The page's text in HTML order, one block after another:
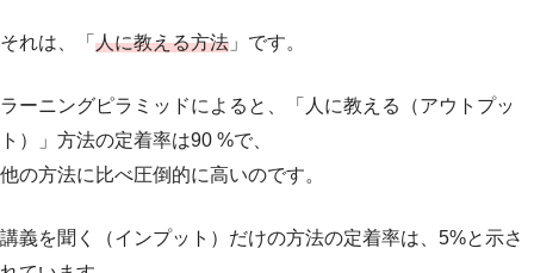
それは、「 人に教える方法 」です。
ラーニングピラミッドによると、「人に教える（アウトプッ
ト）」方法の定着率は90 %で、
他の方法に比べ圧倒的に高いのです。
講義を聞く（インプット）だけの方法の定着率は、5%と示さ